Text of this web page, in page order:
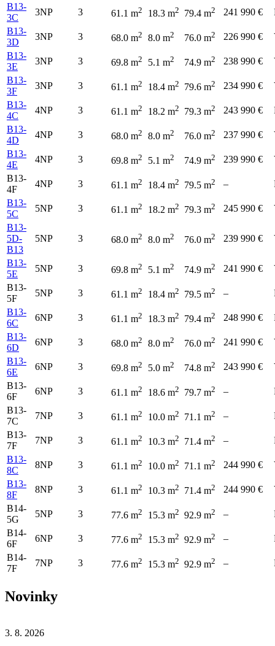
B13-
3C
3NP 3 61.1 m2 18.3 m2 79.4 m2 241 990 €
B13-
3D
3NP 3 68.0 m2 8.0 m2 76.0 m2 226 990 €
B13-
3E
3NP 3 69.8 m2 5.1 m2 74.9 m2 238 990 €
B13-
3F
3NP 3 61.1 m2 18.4 m2 79.6 m2 234 990 €
B13-
4C
4NP 3 61.1 m2 18.2 m2 79.3 m2 243 990 €
B13-
4D
4NP 3 68.0 m2 8.0 m2 76.0 m2 237 990 €
B13-
4E
4NP 3 69.8 m2 5.1 m2 74.9 m2 239 990 €
B13-
4F
4NP 3 61.1 m2 18.4 m2 79.5 m2 –
B13-
5C
5NP 3 61.1 m2 18.2 m2 79.3 m2 245 990 €
B13-
5D-
B13
5NP 3 68.0 m2 8.0 m2 76.0 m2 239 990 €
B13-
5E
5NP 3 69.8 m2 5.1 m2 74.9 m2 241 990 €
B13-
5F
5NP 3 61.1 m2 18.4 m2 79.5 m2 –
B13-
6C
6NP 3 61.1 m2 18.3 m2 79.4 m2 248 990 €
B13-
6D
6NP 3 68.0 m2 8.0 m2 76.0 m2 241 990 €
B13-
6E
6NP 3 69.8 m2 5.0 m2 74.8 m2 243 990 €
B13-
6F
6NP 3 61.1 m2 18.6 m2 79.7 m2 –
B13-
7C
7NP 3 61.1 m2 10.0 m2 71.1 m2 –
B13-
7F
7NP 3 61.1 m2 10.3 m2 71.4 m2 –
B13-
8C
8NP 3 61.1 m2 10.0 m2 71.1 m2 244 990 €
B13-
8F
8NP 3 61.1 m2 10.3 m2 71.4 m2 244 990 €
B14-
5G
5NP 3 77.6 m2 15.3 m2 92.9 m2 –
B14-
6F
6NP 3 77.6 m2 15.3 m2 92.9 m2 –
B14-
7F
7NP 3 77.6 m2 15.3 m2 92.9 m2 –
Novinky
3. 8. 2026